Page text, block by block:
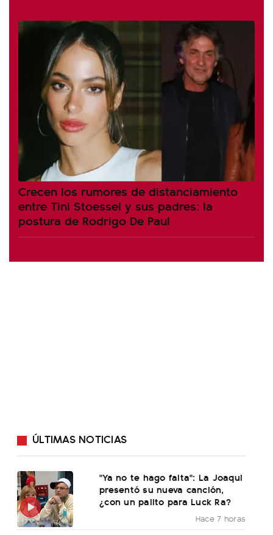
Crecen los rumores de distanciamiento
entre Tini Stoessel y sus padres: la
postura de Rodrigo De Paul
ÚLTIMAS NOTICIAS
"Ya no te hago falta": La Joaqui
presentó su nueva canción,
¿con un palito para Luck Ra?
Hace 7 horas